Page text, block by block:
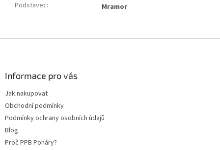
Podstavec: Mramor
Informace pro vás
Jak nakupovat
Obchodní podmínky
Podmínky ochrany osobních údajů
Blog
Proč PPB Poháry?